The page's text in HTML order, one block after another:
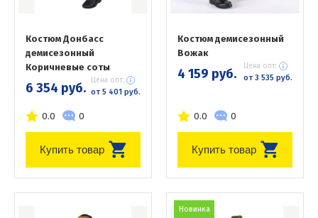
Костюм Донбасс
демисезонный
Коричневые соты
6 354 руб. Цена опт:
от 5 401 руб.
0.0 0
Купить товар
Костюм демисезонный
Вожак
4 159 руб. Цена опт:
от 3 535 руб.
0.0 0
Купить товар
Новинка